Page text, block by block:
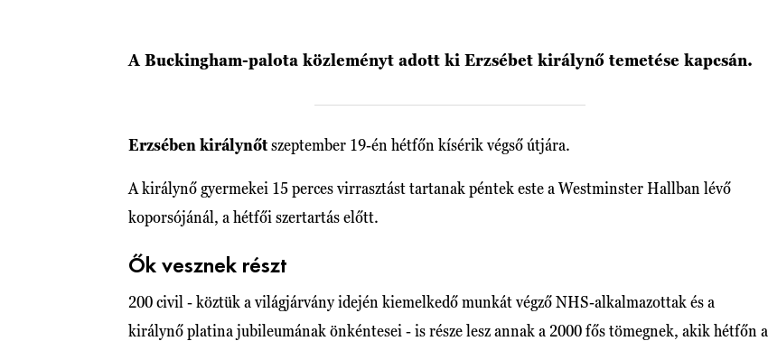
A Buckingham-palota közleményt adott ki Erzsébet királynő temetése kapcsán.
Erzsében királynőtszeptember 19-én hétfőn kísérik végső útjára.
A királynő gyermekei 15 perces virrasztást tartanak péntek este a Westminster Hallban lévő
koporsójánál, a hétfői szertartás előtt.
Ők vesznek részt
200 civil - köztük a világjárvány idején kiemelkedő munkát végző NHS-alkalmazottak és a
királynő platina jubileumának önkéntesei - is része lesz annak a 2000 fős tömegnek, akik hétfőn a